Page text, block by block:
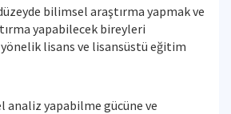
bilimsel araştırma yapmak ve
yapabilecek bireyleri
lisans ve lisansüstü eğitim
analiz yapabilme gücüne ve